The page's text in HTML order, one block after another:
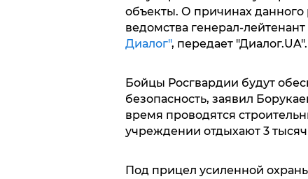
объекты. О причинах данного
ведомства генерал-
Диалог", передает "Диалог.UA".
Бойцы Росгвардии будут
безопасность, заявил
время проводятся
учреждении отдыхают 3
Под прицел усиленной